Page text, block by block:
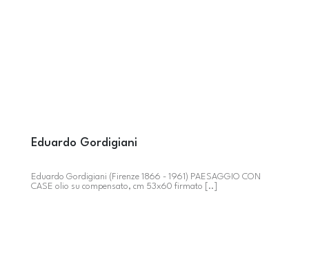
Eduardo Gordigiani
Eduardo Gordigiani (Firenze 1866 - 1961) PAESAGGIO CON
CASE olio su compensato, cm 53x60 firmato [..]